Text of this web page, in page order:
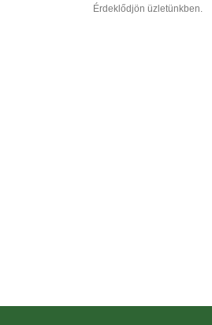
Érdeklődjön üzletünkben.